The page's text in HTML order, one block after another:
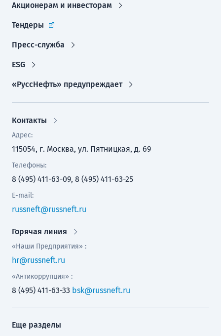
Акционерам и инвесторам
Тендеры
Пресс-служба
ESG
«РуссНефть» предупреждает
Контакты
Адрес:
115054, г. Москва, ул. Пятницкая, д. 69
Телефоны:
8 (495) 411-63-09, 8 (495) 411-63-25
E-mail:
russneft@russneft.ru
Горячая линия
«Наши Предприятия» :
hr@russneft.ru
«Антикоррупция» :
8 (495) 411-63-33 bsk@russneft.ru
Еще разделы